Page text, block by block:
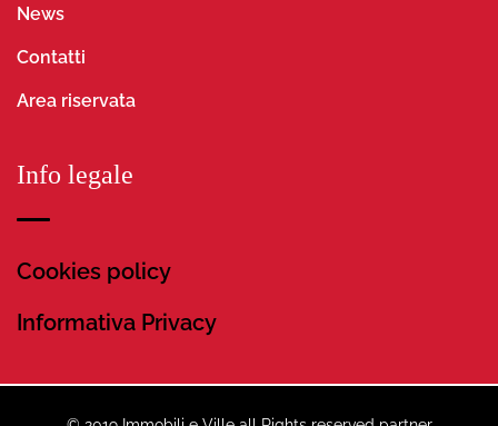
News
Contatti
Area riservata
Info legale
Cookies policy
Informativa Privacy